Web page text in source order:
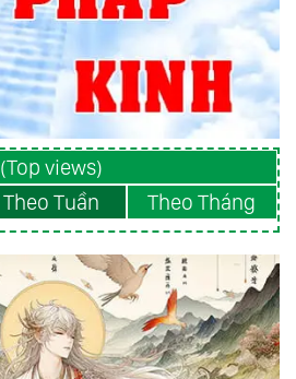
(Top views)
Theo Tuần Theo Tháng